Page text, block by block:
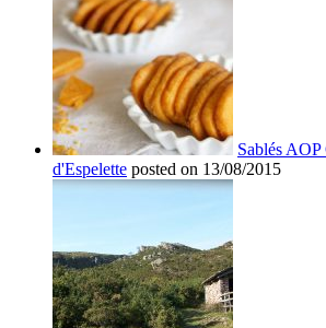
Sablés
d'Espelette posted on 13/08/2015